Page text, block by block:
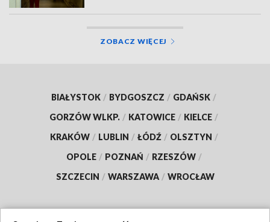
ZOBACZ WIĘCEJ
BIAŁYSTOK / BYDGOSZCZ / GDAŃSK /
GORZÓW WLKP. / KATOWICE / KIELCE /
KRAKÓW / LUBLIN / ŁÓDŹ / OLSZTYN /
OPOLE / POZNAŃ / RZESZÓW /
SZCZECIN / WARSZAWA / WROCŁAW